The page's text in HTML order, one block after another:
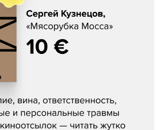
«Мясорубка